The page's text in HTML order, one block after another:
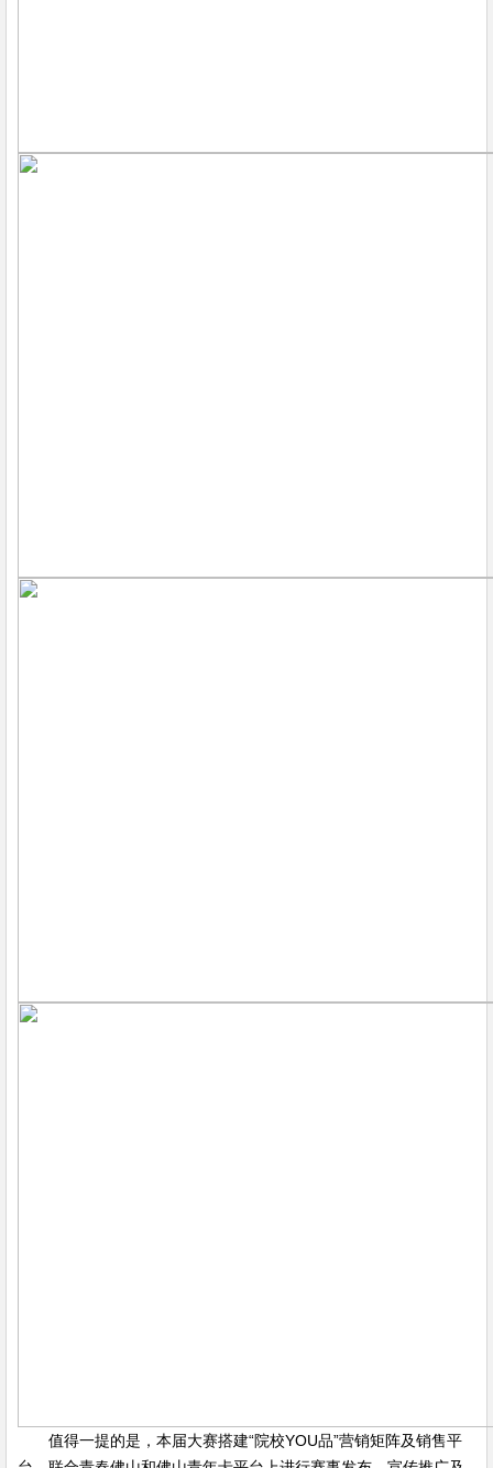
值得一提的是，本届大赛搭建“院校YOU品”营销矩阵及销售平